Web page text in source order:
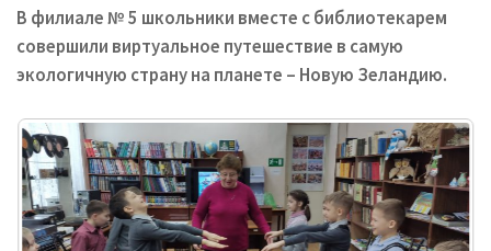
В филиале № 5 школьники вместе с библиотекарем
совершили виртуальное путешествие в самую
экологичную страну на планете – Новую Зеландию.